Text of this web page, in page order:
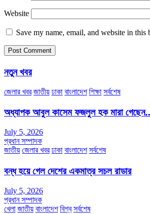
Website
Save my name, email, and website in
নতুন খবর
জেলার খবর জাতীয় ঢাকা বাংলাদেশ শিক্ষা সর্বশেষ
অধ্যাপক আবুল কাসেম ফজলুল হক মারা
July 5, 2026
প্রধান সম্পাদক
জাতীয় জেলার খবর ঢাকা বাংলাদেশ সর্বশেষ
বন্ধ হয়ে গেল দেশের একমাত্র সচল রাডার
July 5, 2026
প্রধান সম্পাদক
খেলা জাতীয় বাংলাদেশ বিশ্ব সর্বশেষ